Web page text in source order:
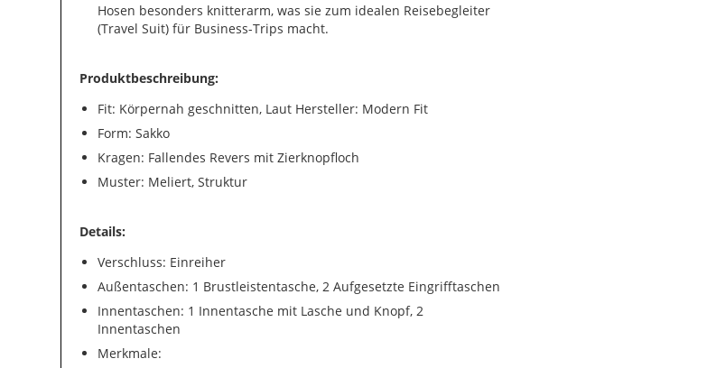
Hosen besonders knitterarm, was sie zum idealen Reisebegleiter
(Travel Suit) für Business-Trips macht.
Produktbeschreibung:
Fit: Körpernah geschnitten, Laut Hersteller: Modern Fit
Form: Sakko
Kragen: Fallendes Revers mit Zierknopfloch
Muster: Meliert, Struktur
Details:
Verschluss: Einreiher
Außentaschen: 1 Brustleistentasche, 2 Aufgesetzte Eingrifftaschen
Innentaschen: 1 Innentasche mit Lasche und Knopf, 2
Innentaschen
Merkmale: